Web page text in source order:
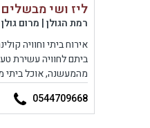
ליז ושי מבשלים
רמת הגולן | מרום גולן
אירוח ביתי וחוויה
ביתם לחוויה עשירת
מהמעשנה, אוכל ביתי
0544709668